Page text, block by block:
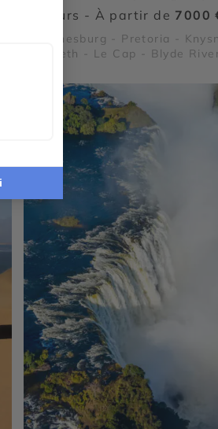
18 jours - À partir de 7000
Johannesburg - Pretoria -
Elizabeth - Le Cap - Blyde